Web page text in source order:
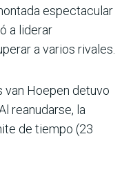
espec­tacular
a liderar
a varios rivales.
van Hoepen detuvo
reanudarse, la
de tiempo (23